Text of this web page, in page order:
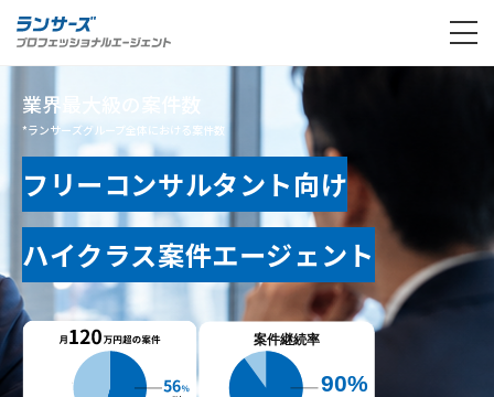
業界最大級の案件数
*ランサーズグループ全体における案件数
フリーコンサルタント向け
ハイクラス案件エージェント